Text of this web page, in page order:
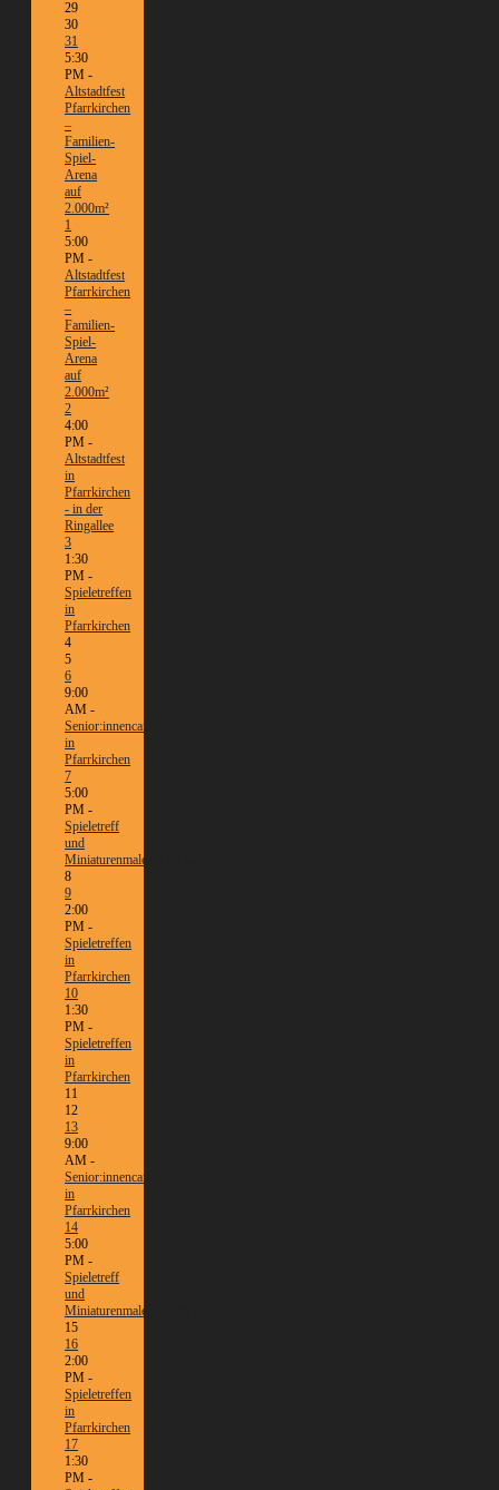
29
30
31
5:30
PM -
Altstadtfest
Pfarrkirchen
–
Familien-
Spiel-
Arena
auf
2.000m²
1
5:00
PM -
Altstadtfest
Pfarrkirchen
–
Familien-
Spiel-
Arena
auf
2.000m²
2
4:00
PM -
Altstadtfest
in
Pfarrkirchen
- in der
Ringallee
3
1:30
PM -
Spieletreffen
in
Pfarrkirchen
4
5
6
9:00
AM -
Senior:innencafé
in
Pfarrkirchen
7
5:00
PM -
Spieletreff
und
Miniaturenmalen/Tabletop
8
9
2:00
PM -
Spieletreffen
in
Pfarrkirchen
10
1:30
PM -
Spieletreffen
in
Pfarrkirchen
11
12
13
9:00
AM -
Senior:innencafé
in
Pfarrkirchen
14
5:00
PM -
Spieletreff
und
Miniaturenmalen/Tabletop
15
16
2:00
PM -
Spieletreffen
in
Pfarrkirchen
17
1:30
PM -